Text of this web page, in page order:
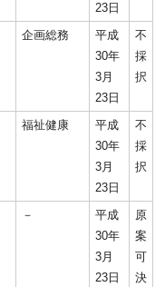
23日
企画総務
平成
30年
3月
23日
不
採
択
福祉健康
平成
30年
3月
23日
不
採
択
－
平成
30年
3月
23日
原
案
可
決